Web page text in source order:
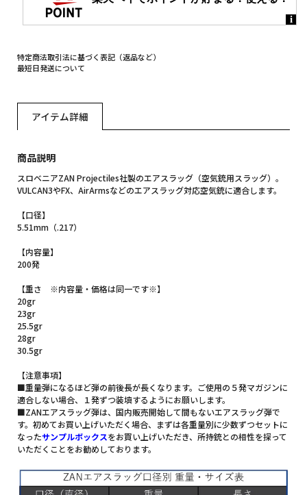
特定商法取引法に基づく表記（返品など）
最短日発送について
アイテム詳細
商品説明
スロベニアZAN Projectiles社製のエアスラッグ（空気銃用スラッグ）。
VULCAN3やFX、AirArmsなどのエアスラッグ対応空気銃に適合します。
【口径】
5.51mm（.217）
【内容量】
200発
【重さ ※内容量・価格は同一です※】
20gr
23gr
25.5gr
28gr
30.5gr
【注意事項】
■重量弾になるほど弾の前後長が長くなります。ご使用の５発マガジンに
適合しない場合、１発ずつ装填するようにお願いします。
■ZANエアスラッグ弾は、国内販売開始して間もないエアスラッグ弾で
す。初めてお買い上げいただく場合、まずは各重量別に少数ずつセットに
なったサンプルボックスをお買い上げいただき、所持銃との相性を探って
いただくことをお勧めしております。